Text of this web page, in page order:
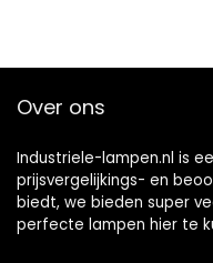
Over ons
Industriele-lampen.nl is
prijsvergelijkings- en
biedt, we bieden super
perfecte lampen hier te